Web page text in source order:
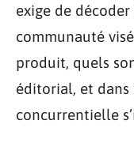
exige de
communauté
produit, quels
éditorial, et
concurrentielle